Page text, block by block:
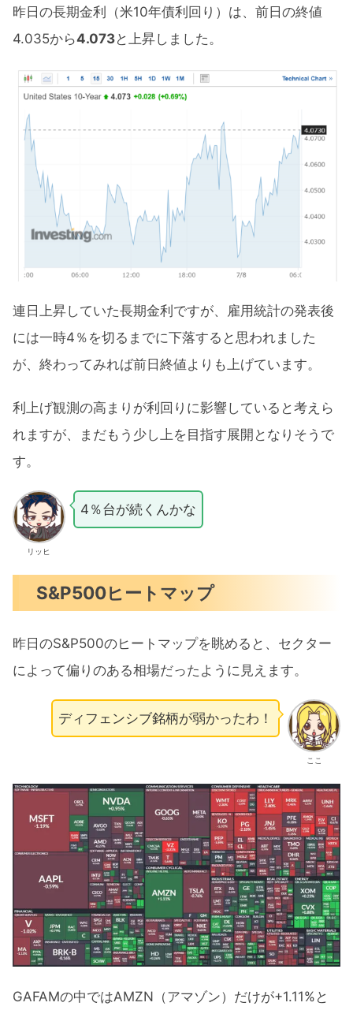
昨日の長期金利（米10年債利回り）は、前日の終値
4.035から4.073と上昇しました。
連日上昇していた長期金利ですが、雇用統計の発表後
には一時4％を切るまでに下落すると思われました
が、終わってみれば前日終値よりも上げています。
利上げ観測の高まりが利回りに影響していると考えら
れますが、まだもう少し上を目指す展開となりそうで
す。
リッヒ
4％台が続くんかな
S&P500ヒートマップ
昨日のS&P500のヒートマップを眺めると、セクター
によって偏りのある相場だったように見えます。
ここ
ディフェンシブ銘柄が弱かったわ！
GAFAMの中ではAMZN（アマゾン）だけが+1.11%と